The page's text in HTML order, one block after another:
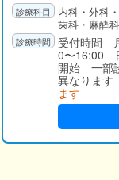
内科・外科
歯科・麻酔
受付時間
0〜16:00
開始 一部
異なります
ます